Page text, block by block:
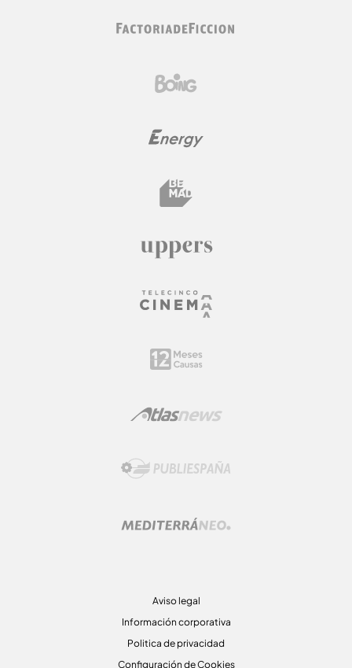
Aviso legal
Información corporativa
Politica de privacidad
Configuración de Cookies